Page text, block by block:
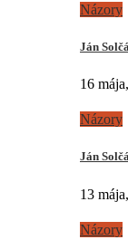
Názory
Ján
16
Názory
Ján
13
Názory